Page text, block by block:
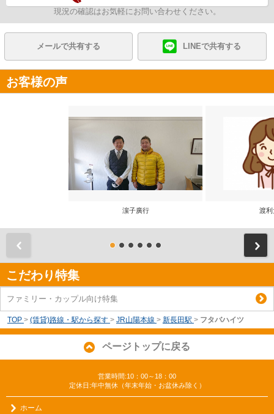
現況の確認はお気軽にお問い合わせください。
メールで共有する LINEで共有する
お客様の声
濵子廣行 渡利
こだわり特集
ファミリー・カップル向け特集
TOP > (賃貸)路線・駅から探す > JR山陽本線 > 新長田駅 > フタバハイツ
ページトップに戻る
営業時間:10：00～18：00
定休日:年中無休（年末年始・お盆休み除く）
ホーム